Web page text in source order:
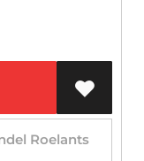
Roelants